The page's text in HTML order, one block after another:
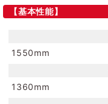
【基本性能】
1550mm
1360mm